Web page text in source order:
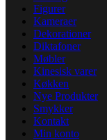
Figurer
Kameraer
Dekorationer
Diktafoner
Møbler
Kinesisk varer
Køkken
Nye Produkter
Smykker
Kontakt
Min konto